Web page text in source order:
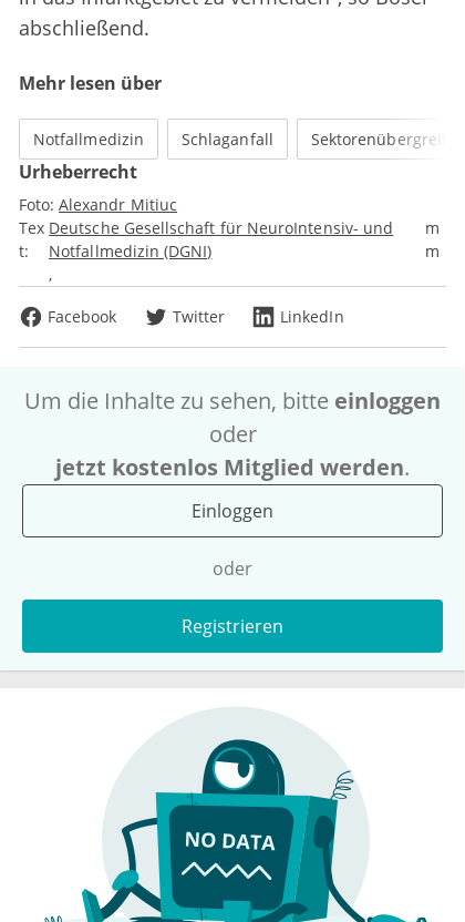
abschließend.
Mehr lesen über
Notfallmedizin Schlaganfall
Urheberrecht
Foto: Alexandr Mitiuc
Tex
t:
Deutsche Gesellschaft für NeuroIntensiv- und
Notfallmedizin (DGNI)
m
m
Facebook Twitter LinkedIn
Um die Inhalte zu sehen, bitte einloggen
oder
jetzt kostenlos Mitglied werden.
Einloggen
oder
Registrieren